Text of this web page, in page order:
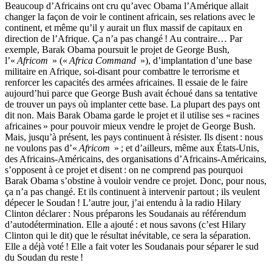
Beaucoup d’Africains ont cru qu’avec Obama l’Amérique allait
changer la façon de voir le continent africain, ses relations avec le
continent, et même qu’il y aurait un flux massif de capitaux en
direction de l’Afrique. Ça n’a pas changé ! Au contraire… Par
exemple, Barak Obama poursuit le projet de George Bush,
l’« Africom » (« Africa Command »), d’implantation d’une base
militaire en Afrique, soi-disant pour combattre le terrorisme et
renforcer les capacités des armées africaines. Il essaie de le faire
aujourd’hui parce que George Bush avait échoué dans sa tentative
de trouver un pays où implanter cette base. La plupart des pays ont
dit non. Mais Barak Obama garde le projet et il utilise ses « raci­nes
africaines » pour pouvoir mieux vendre le projet de George Bush.
Mais, jusqu’à présent, les pays continuent à résister. Ils disent : nous
ne voulons pas d’« Africom » ; et d’ailleurs, même aux États-Unis,
des Africains-Américains, des organisations d’Africains-Américains,
s’opposent à ce projet et disent : on ne comprend pas pourquoi
Barak Obama s’obstine à vouloir vendre ce projet. Donc, pour nous,
ça n’a pas changé. Et ils continuent à intervenir partout ; ils veulent
dépecer le Soudan ! L’autre jour, j’ai entendu à la radio Hilary
Clinton déclarer : Nous préparons les Soudanais au référendum
d’autodétermination. Elle a ajouté : et nous savons (c’est Hilary
Clinton qui le dit) que le résultat inévi­table, ce sera la séparation.
Elle a déjà voté ! Elle a fait voter les Soudanais pour séparer le sud
du Soudan du reste !